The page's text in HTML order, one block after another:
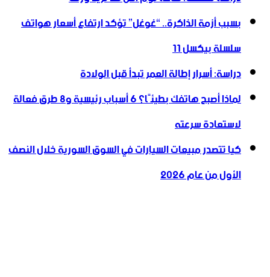
بسبب أزمة الذاكرة.. “غوغل” تؤكد ارتفاع أسعار هواتف
سلسلة بيكسل 11
دراسة: أسرار إطالة العمر تبدأ قبل الولادة
لماذا أصبح هاتفك بطيئًا؟ 6 أسباب رئيسية و8 طرق فعالة
لاستعادة سرعته
كيا تتصدر مبيعات السيارات في السوق السورية خلال النصف
الأول من عام 2026